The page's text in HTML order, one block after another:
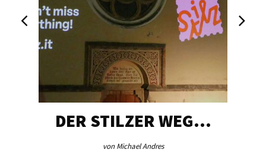
DER STILZER WEG…
von Michael Andres